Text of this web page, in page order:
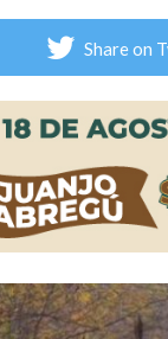
arranca el
Share on